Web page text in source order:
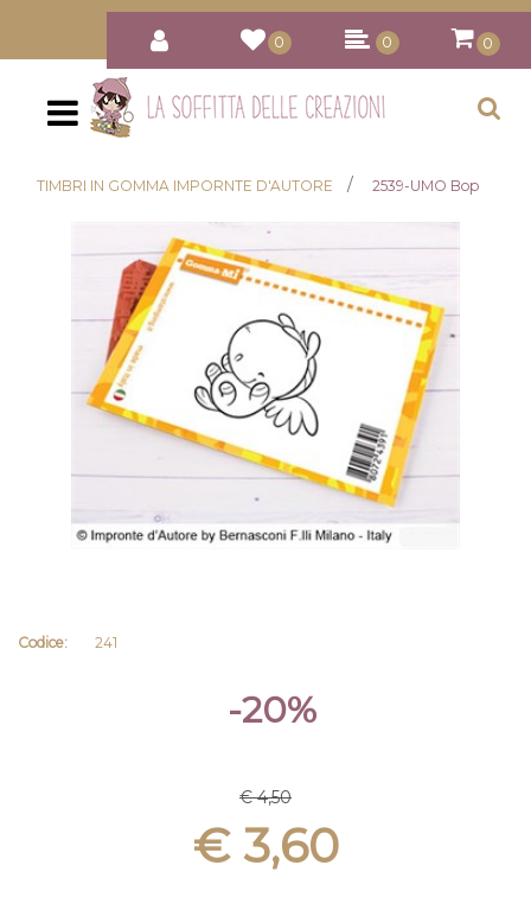
0 0 0
Open
TIMBRI IN GOMMA IMPORNTE D'AUTORE 2539-UMO Bop
Codice: 241
-20%
€ 4,50
€ 3,60